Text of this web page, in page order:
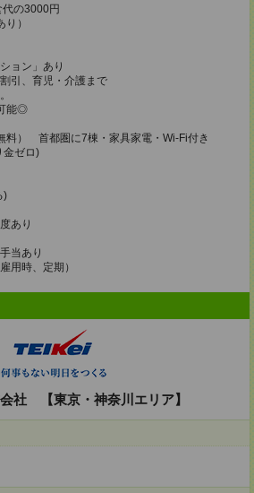
代の3000円
）
ョン」あり
引、育児・介護まで
能◎
料） 首都圏に7棟・家具家電・Wi-Fi付き
金ゼロ)
)
あり
当あり
用時、定期）
社 【東京・神奈川エリア】